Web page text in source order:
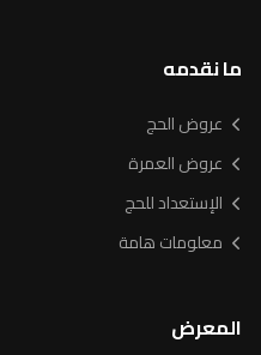
ما نقدمه
عروض الحج
عروض العمرة
الإستعداد للحج
معلومات هامة
المعرض